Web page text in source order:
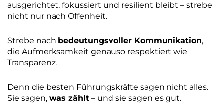
ausgerichtet, fokussiert und resilient bleibt – strebe
nicht nur nach Offenheit.
Strebe nach bedeutungsvoller Kommunikation,
die Aufmerksamkeit genauso respektiert wie
Transparenz.
Denn die besten Führungskräfte sagen nicht alles.
Sie sagen, was zählt – und sie sagen es gut.